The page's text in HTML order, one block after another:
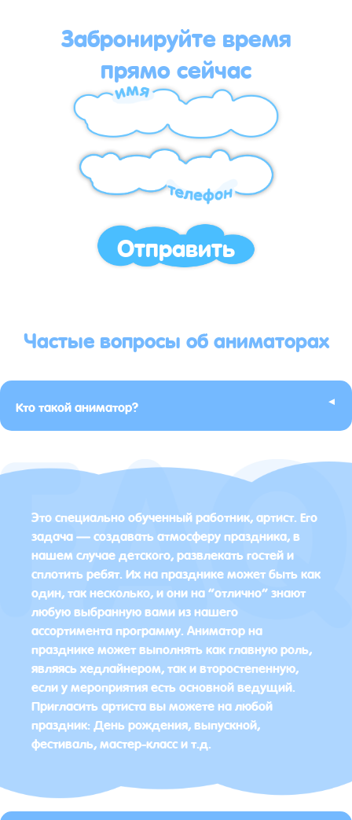
Забронируйте время
прямо сейчас
Отправить
Частые вопросы об аниматорах
Кто такой аниматор? ▸
Это специально обученный работник, артист. Его
задача — создавать атмосферу праздника, в
нашем случае детского, развлекать гостей и
сплотить ребят. Их на празднике может быть как
один, так несколько, и они на “отлично” знают
любую выбранную вами из нашего
ассортимента программу. Аниматор на
празднике может выполнять как главную роль,
являясь хедлайнером, так и второстепенную,
если у мероприятия есть основной ведущий.
Пригласить артиста вы можете на любой
праздник: День рождения, выпускной,
фестиваль, мастер-класс и т.д.